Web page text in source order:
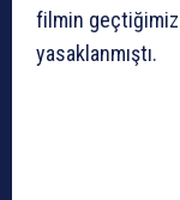
filmin geçtiğimiz
yasaklanmıştı.